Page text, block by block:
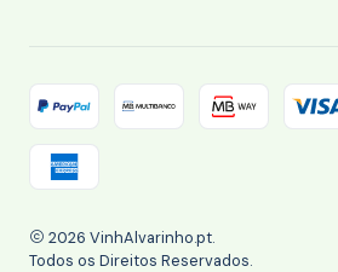
2026 VinhAlvarinho.pt.
Todos os Direitos Reservados.